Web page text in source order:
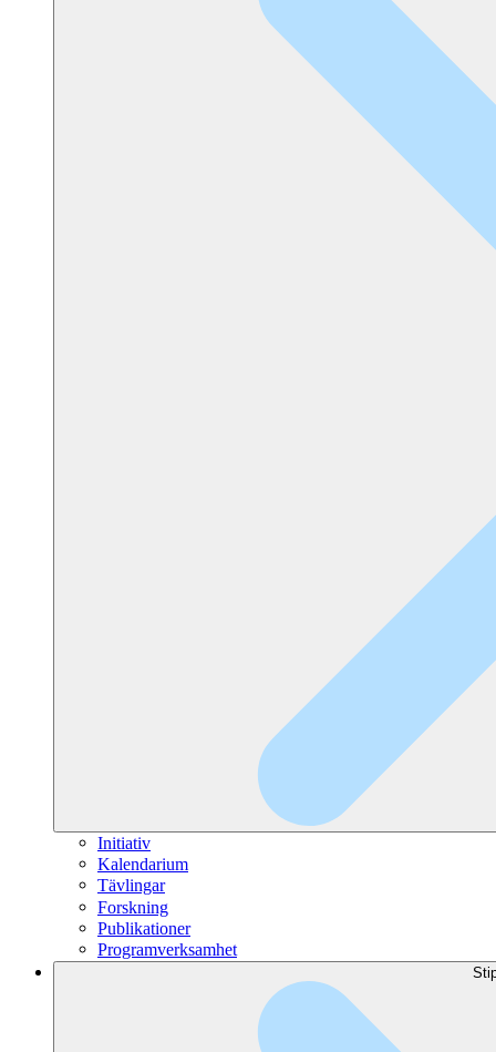
Initiativ
Kalendarium
Tävlingar
Forskning
Publikationer
Programverksamhet